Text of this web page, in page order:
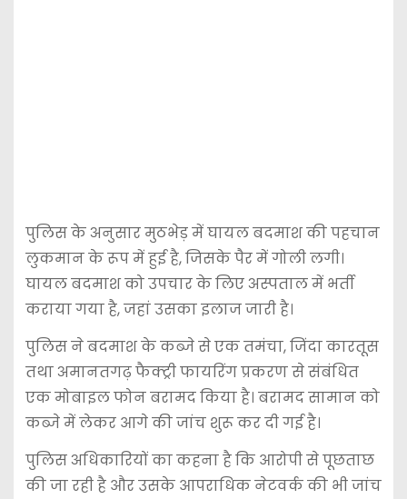
पुलिस के अनुसार मुठभेड़ में घायल बदमाश की पहचान
लुकमान के रूप में हुई है, जिसके पैर में गोली लगी।
घायल बदमाश को उपचार के लिए अस्पताल में भर्ती
कराया गया है, जहां उसका इलाज जारी है।
पुलिस ने बदमाश के कब्जे से एक तमंचा, जिंदा कारतूस
तथा अमानतगढ़ फैक्ट्री फायरिंग प्रकरण से संबंधित
एक मोबाइल फोन बरामद किया है। बरामद सामान को
कब्जे में लेकर आगे की जांच शुरू कर दी गई है।
पुलिस अधिकारियों का कहना है कि आरोपी से पूछताछ
की जा रही है और उसके आपराधिक नेटवर्क की भी जांच